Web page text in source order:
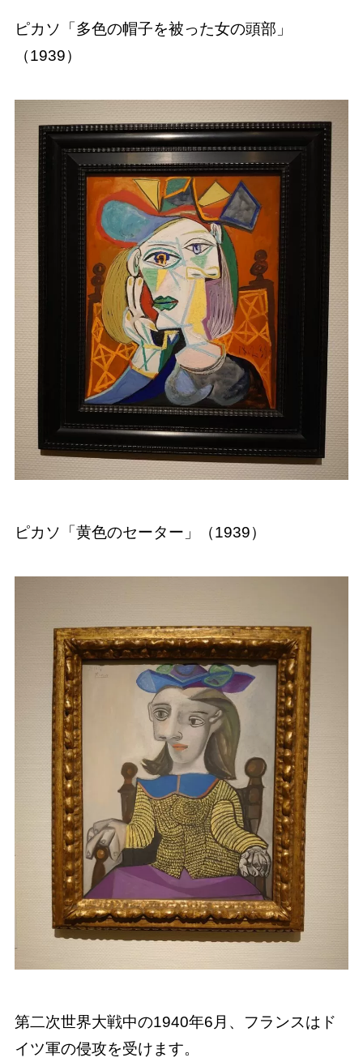
ピカソ「多色の帽子を被った女の頭部」
（1939）
ピカソ「黄色のセーター」（1939）
第二次世界大戦中の1940年6月、フランスはド
イツ軍の侵攻を受けます。